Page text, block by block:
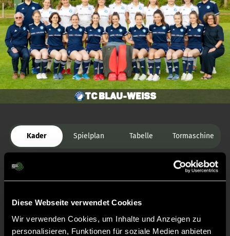
Diese Webseite verwendet Cookies
Wir verwenden Cookies, um Inhalte und Anzeigen zu
personalisieren, Funktionen für soziale Medien anbieten
TC Blau-Weiss
Kader Spielplan Tabelle Tormaschine
Zurück zur Startseite